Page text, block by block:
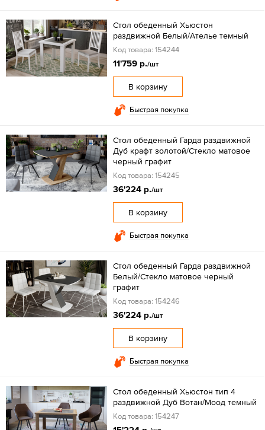
Стол обеденный Хьюстон
раздвижной Белый/Ателье темный
Код товара: 154244
11'759 р./шт
В корзину
Быстрая покупка
Стол обеденный Гарда раздвижной
Дуб крафт золотой/Стекло матовое
черный графит
Код товара: 154245
36'224 р./шт
В корзину
Быстрая покупка
Стол обеденный Гарда раздвижной
Белый/Стекло матовое черный
графит
Код товара: 154246
36'224 р./шт
В корзину
Быстрая покупка
Стол обеденный Хьюстон тип 4
раздвижной Дуб Вотан/Моод темный
Код товара: 154247